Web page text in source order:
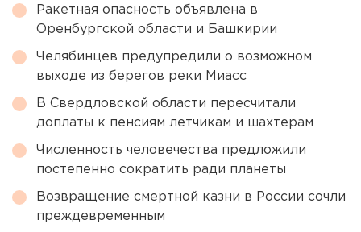
Ракетная опасность объявлена в
Оренбургской области и Башкирии
Челябинцев предупредили о возможном
выходе из берегов реки Миасс
В Свердловской области пересчитали
доплаты к пенсиям летчикам и шахтерам
Численность человечества предложили
постепенно сократить ради планеты
Возвращение смертной казни в России сочли
преждевременным